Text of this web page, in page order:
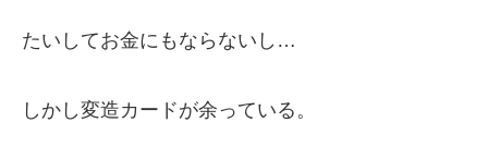
たいしてお金にもならないし…
しかし変造カードが余っている。